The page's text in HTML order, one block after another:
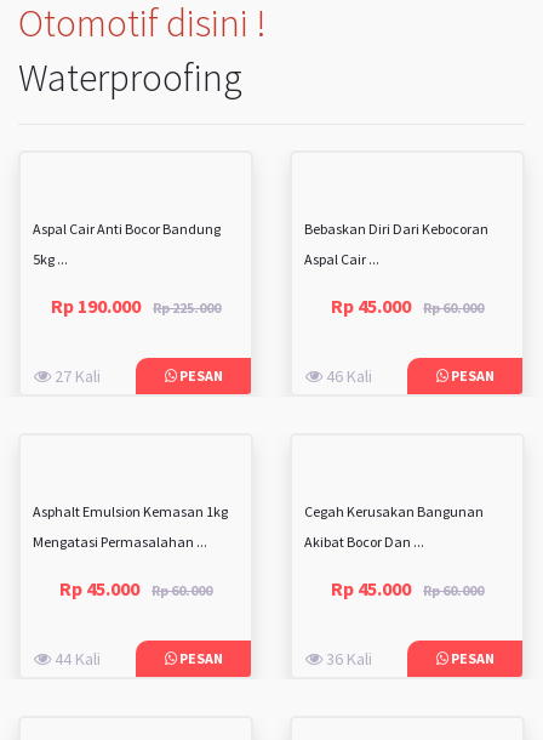
Otomotif disini !
Waterproofing
Aspal Cair Anti Bocor Bandung
5kg ...
Rp 190.000 Rp 225.000
27 Kali PESAN
Bebaskan Diri Dari Kebocoran
Aspal Cair ...
Rp 45.000 Rp 60.000
46 Kali PESAN
Asphalt Emulsion Kemasan 1kg
Mengatasi Permasalahan ...
Rp 45.000 Rp 60.000
44 Kali PESAN
Cegah Kerusakan Bangunan
Akibat Bocor Dan ...
Rp 45.000 Rp 60.000
36 Kali PESAN